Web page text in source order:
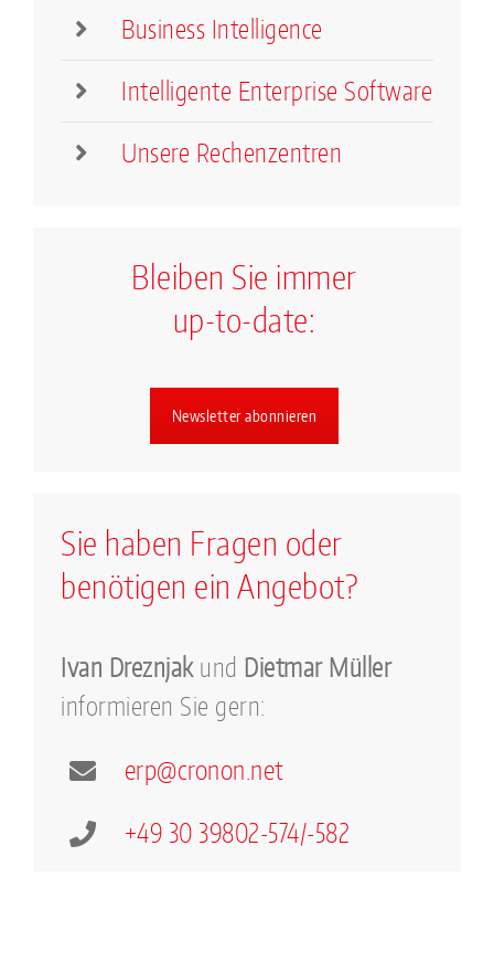
Business Intelligence
Intelligente Enterprise Software
Unsere Rechenzentren
Bleiben Sie immer
up-to-date:
Newsletter abonnieren
Sie haben Fragen oder
benötigen ein Angebot?
Ivan Dreznjakund Dietmar Müller
informieren Sie gern:
erp@cronon.net
+49 30 39802-574/-582